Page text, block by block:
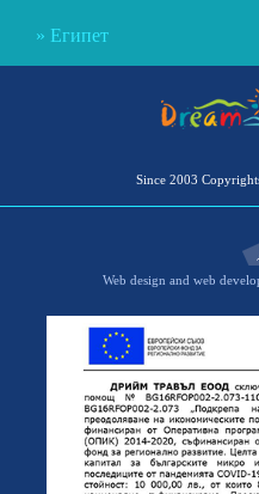
Египет
Since 2003
Web design and web